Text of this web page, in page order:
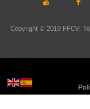
Copyright © 2019 FFCV.